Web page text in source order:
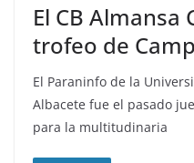
El CB Almansa
trofeo de
El Paraninfo de la
Albacete fue el pasado
para la multitudinaria